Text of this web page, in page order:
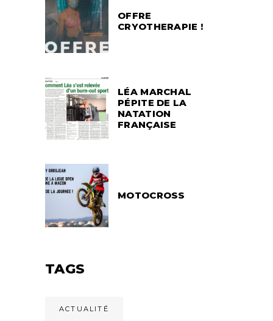
OFFRE
CRYOTHERAPIE !
LÉA MARCHAL
PÉPITE DE LA
NATATION
FRANÇAISE
MOTOCROSS
TAGS
ACTUALITÉ